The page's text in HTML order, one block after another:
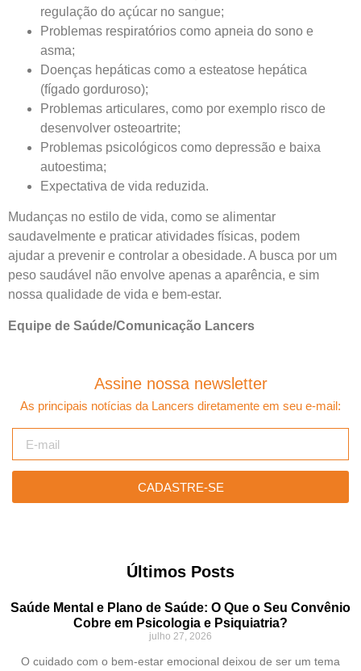
regulação do açúcar no sangue;
Problemas respiratórios como apneia do sono e
asma;
Doenças hepáticas como a esteatose hepática
(fígado gorduroso);
Problemas articulares, como por exemplo risco de
desenvolver osteoartrite;
Problemas psicológicos como depressão e baixa
autoestima;
Expectativa de vida reduzida.
Mudanças no estilo de vida, como se alimentar
saudavelmente e praticar atividades físicas, podem
ajudar a prevenir e controlar a obesidade. A busca por um
peso saudável não envolve apenas a aparência, e sim
nossa qualidade de vida e bem-estar.
Equipe de Saúde/Comunicação Lancers
Assine nossa newsletter
As principais notícias da Lancers diretamente em seu e-mail:
CADASTRE-SE
Últimos Posts
Saúde Mental e Plano de Saúde: O Que o Seu Convênio
Cobre em Psicologia e Psiquiatria?
julho 27, 2026
O cuidado com o bem-estar emocional deixou de ser um tema